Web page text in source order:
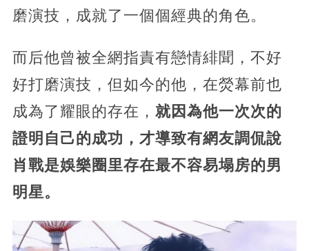
磨演技，成就了一個個經典的角色。
而后他曾被全網指責有戀情緋聞，不好
好打磨演技，但如今的他，在熒幕前也
成為了耀眼的存在， 就因為他一次次的
證明自己的成功，才導致有網友調侃說
肖戰是娛樂圈里存在最不容易塌房的男
明星。